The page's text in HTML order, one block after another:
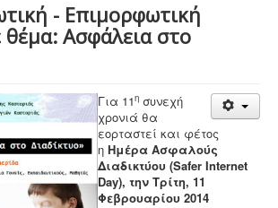
- Επιμορφωτική
θέμα: Ασφάλεια στο
Για 11η συνεχή
χρονιά θα
εορταστεί και φέτος
η Ημέρα Ασφαλούς
Διαδικτύου (Safer Internet
Day), την Τρίτη, 11
Φεβρουαρίου 2014